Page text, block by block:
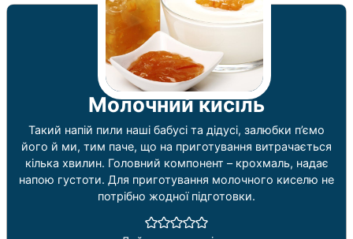
Молочний кисіль
Такий напій пили наші бабусі та дідусі, залюбки п’ємо
його й ми, тим паче, що на приготування витрачається
кілька хвилин. Головний компонент – крохмаль, надає
напою густоти. Для приготування молочного киселю не
потрібно жодної підготовки.